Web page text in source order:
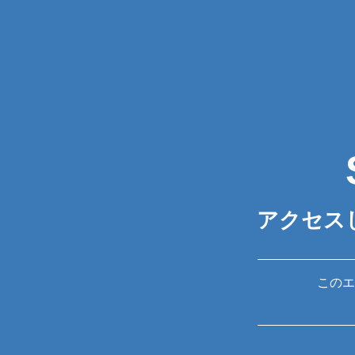
アクセス
この